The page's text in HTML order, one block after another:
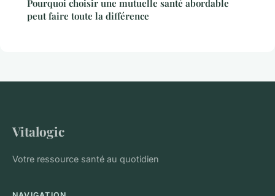
Pourquoi choisir une mutuelle santé abordable
peut faire toute la différence
Vitalogic
Votre ressource santé au quotidien